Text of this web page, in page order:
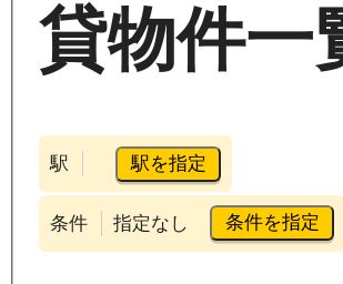
貸物件一
駅 駅を指定
条件 指定なし 条件を指定